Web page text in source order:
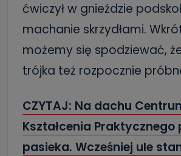
ćwiczył w gnieździe
machanie skrzydłami.
możemy się spodziewać,
trójka też rozpocznie
CZYTAJ: Na dachu
Kształcenia
pasieka. Wcześniej ule